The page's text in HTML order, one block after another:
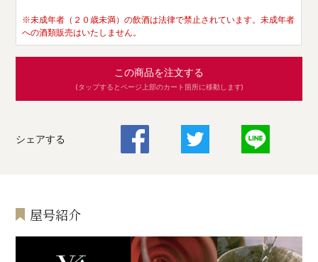
※未成年者（２０歳未満）の飲酒は法律で禁止されています。未成年者
への酒類販売はいたしません。
この商品を注文する
(タップするとページ上部のカート箇所に移動します)
シェアする
屋号紹介